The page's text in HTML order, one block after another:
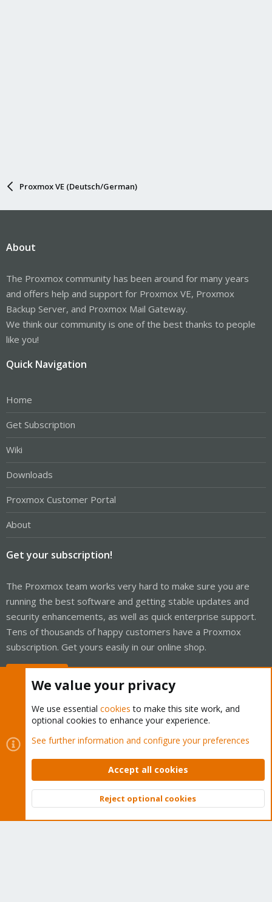
Proxmox VE (Deutsch/German)
About
The Proxmox community has been around for many years
and offers help and support for Proxmox VE, Proxmox
Backup Server, and Proxmox Mail Gateway.
We think our community is one of the best thanks to people
like you!
Quick Navigation
Home
Get Subscription
Wiki
Downloads
Proxmox Customer Portal
About
Get your subscription!
The Proxmox team works very hard to make sure you are
running the best software and getting stable updates and
security enhancements, as well as quick enterprise support.
Tens of thousands of happy customers have a Proxmox
subscription. Get yours easily in our online shop.
Cookies
Proxmox Support Forum - Light Mode
Contact us
Terms and rules Privacy policy Help Home
Community platform by XenForo © 2010-2026 XenForo Ltd.
Top
We value your privacy
We use essential cookies to make this site work, and
optional cookies to enhance your experience.
See further information and configure your preferences
Accept all cookies
Reject optional cookies